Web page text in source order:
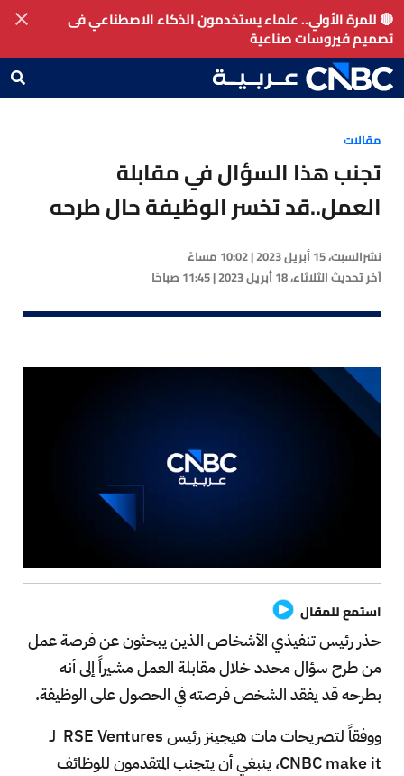
🔴 للمرة الأولي.. علماء يستخدمون الذكاء الاصطناعي فى
تصميم فيروسات صناعية
مقالات
تجنب هذا السؤال في مقابلة
العمل..قد تخسر الوظيفة حال طرحه
نشرالسبت، 15 أبريل 2023 | 10:02 مساءً
آخر تحديثالثلاثاء، 18 أبريل 2023 | 11:45 صباحًا
استمع للمقال
حذر رئيس تنفيذي الأشخاص الذين يبحثون عن فرصة عمل
من طرح سؤال محدد خلال مقابلة العمل مشيراً إلى أنه
بطرحه قد يفقد الشخص فرصته في الحصول على الوظيفة.
ووفقاً لتصريحات مات هيجينز رئيس RSE Ventures لـ
CNBC make it، ينبغي أن يتجنب المتقدمون للوظائف